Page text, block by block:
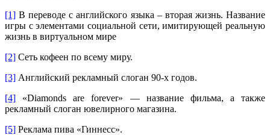
[1] В переводе с английского языка – вторая жизнь. Название
игры с элементами социальной сети, имитирующей реальную
жизнь в виртуальном мире
[2] Сеть кофеен по всему миру.
[3] Английский рекламный слоган 90-х годов.
[4] «Diamonds are forever» — название фильма, а также
рекламный слоган ювелирного магазина.
[5] Реклама пива «Гиннесс».